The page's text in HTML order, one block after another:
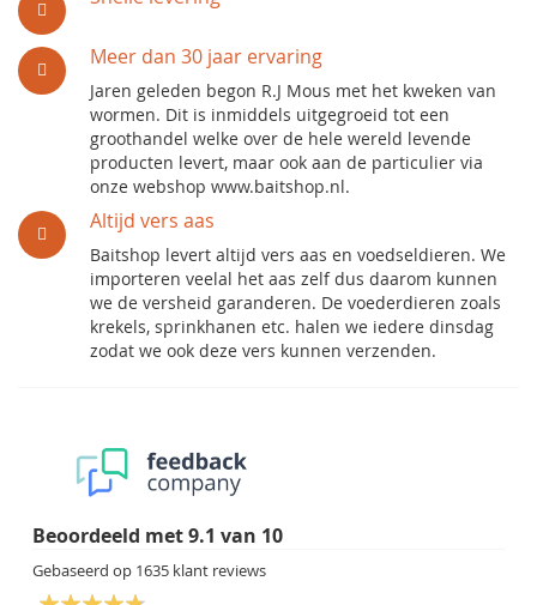
Meer dan 30 jaar ervaring
Jaren geleden begon R.J Mous met het kweken van
wormen. Dit is inmiddels uitgegroeid tot een
groothandel welke over de hele wereld levende
producten levert, maar ook aan de particulier via
onze webshop www.baitshop.nl.
Altijd vers aas
Baitshop levert altijd vers aas en voedseldieren. We
importeren veelal het aas zelf dus daarom kunnen
we de versheid garanderen. De voederdieren zoals
krekels, sprinkhanen etc. halen we iedere dinsdag
zodat we ook deze vers kunnen verzenden.
Beoordeeld met9.1 van 10
Gebaseerd op 1635 klant reviews